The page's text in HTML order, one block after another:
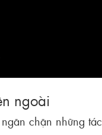
ngoài
chặn những tác